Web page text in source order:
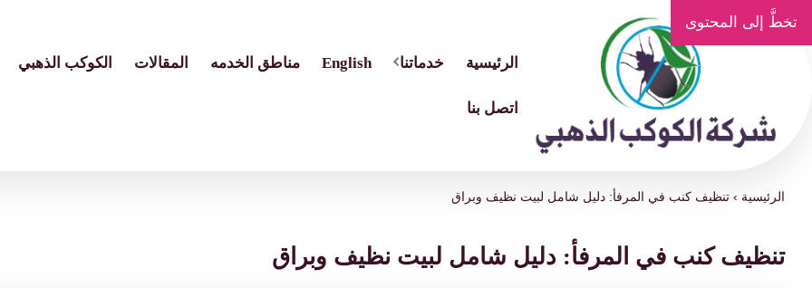
تخطَّ إلى المحتوى
الرئيسية خدماتنا English مناطق الخدمه المقالات الكوكب الذهبي
اتصل بنا
الرئيسية › تنظيف كنب في المرفأ: دليل شامل لبيت نظيف وبراق
تنظيف كنب في المرفأ: دليل شامل لبيت نظيف وبراق